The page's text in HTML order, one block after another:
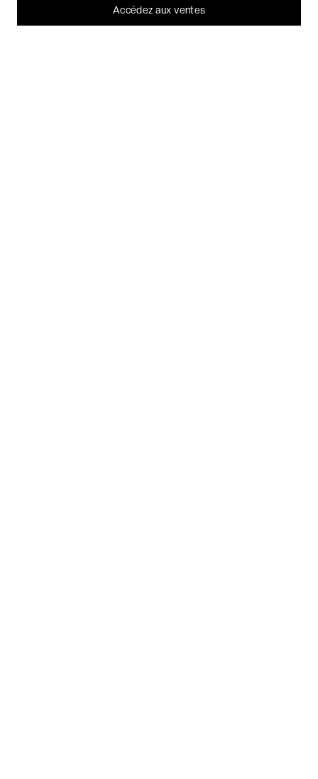
CHARTE DE CONFIDENTIALITÉ
Accédez aux ventes
Je refuse C'est bon.